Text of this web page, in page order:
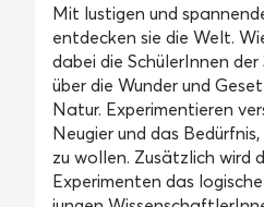
Mit lustigen und
entdecken sie die Welt.
dabei die SchülerInnen
über die Wunder und
Natur. Experimentieren
Neugier und das
zu wollen. Zusätzlich wird
Experimenten das